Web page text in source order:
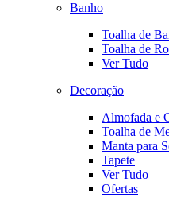
Banho
Toalha de
Toalha de
Ver Tudo
Decoração
Almofada e
Toalha de
Manta para
Tapete
Ver Tudo
Ofertas